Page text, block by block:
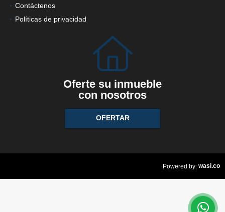
Contáctenos
Políticas de privacidad
Oferte su inmueble
con nosotros
OFERTAR
Powered by: wasi.co